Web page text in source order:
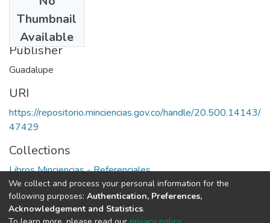
Thumbnail
Available
1982
Publisher
Guadalupe
URI
https://repositorio.minciencias.gov.co/handle/20.500.14143/
47429
Collections
Libros Minciencias - Referenciales
Full item page
We collect and process your personal information for the
following purposes: Authentication, Preferences,
Acknowledgement and Statistics.